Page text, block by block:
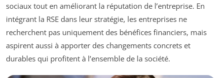
sociaux tout en améliorant la réputation de l’entreprise. En
intégrant la RSE dans leur stratégie, les entreprises ne
recherchent pas uniquement des bénéfices financiers, mais
aspirent aussi à apporter des changements concrets et
durables qui profitent à l’ensemble de la société.